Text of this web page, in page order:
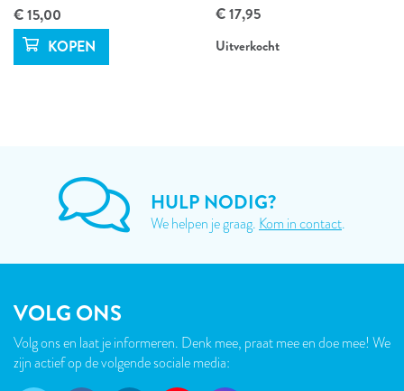
€ 15,00 € 17,95
Uitverkocht
HULP NODIG?
We helpen je graag. Kom in contact.
VOLG ONS
Volg ons en laat je informeren. Denk mee, praat mee en doe mee! We
zijn actief op de volgende sociale media: